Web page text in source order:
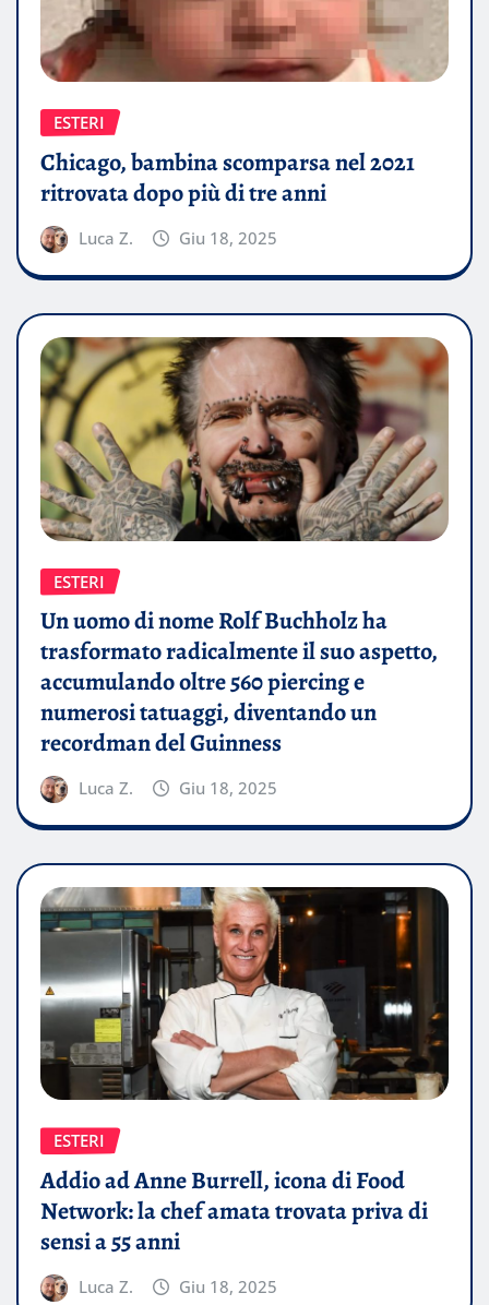
ESTERI
Chicago, bambina scomparsa nel 2021
ritrovata dopo più di tre anni
Luca Z. Giu 18, 2025
ESTERI
Un uomo di nome Rolf Buchholz ha
trasformato radicalmente il suo aspetto,
accumulando oltre 560 piercing e
numerosi tatuaggi, diventando un
recordman del Guinness
Luca Z. Giu 18, 2025
ESTERI
Addio ad Anne Burrell, icona di Food
Network: la chef amata trovata priva di
sensi a 55 anni
Luca Z. Giu 18, 2025